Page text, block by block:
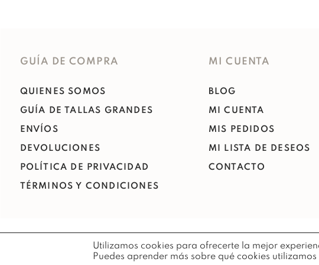
GUÍA DE COMPRA
QUIENES SOMOS
GUÍA DE TALLAS GRANDES
ENVÍOS
DEVOLUCIONES
POLÍTICA DE PRIVACIDAD
TÉRMINOS Y CONDICIONES
MI CUENTA
BLOG
MI CUENTA
MIS PEDIDOS
MI LISTA DE DESEOS
CONTACTO
Utilizamos cookies para ofrecerte la mejor
Puedes aprender más sobre qué cookies